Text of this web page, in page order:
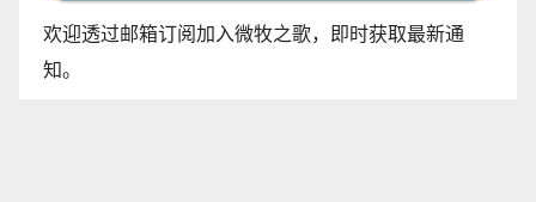
欢迎透过邮箱订阅加入微牧之歌，即时获取最新通
知。